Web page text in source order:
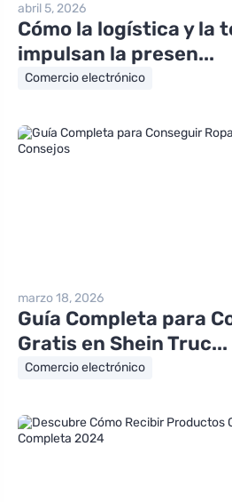
abril 5, 2026
Cómo la logística y la
impulsan la presen...
Comercio electrónico
marzo 18, 2026
Guía Completa para
Gratis en Shein Truc...
Comercio electrónico